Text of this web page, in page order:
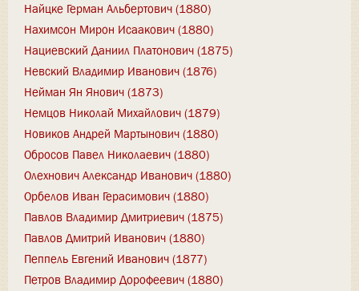
Найцке Герман Альбертович (1880)
Нахимсон Мирон Исаакович (1880)
Нациевский Даниил Платонович (1875)
Невский Владимир Иванович (1876)
Нейман Ян Янович (1873)
Немцов Николай Михайлович (1879)
Новиков Андрей Мартынович (1880)
Обросов Павел Николаевич (1880)
Олехнович Александр Иванович (1880)
Орбелов Иван Герасимович (1880)
Павлов Владимир Дмитриевич (1875)
Павлов Дмитрий Иванович (1880)
Пеппель Евгений Иванович (1877)
Петров Владимир Дорофеевич (1880)